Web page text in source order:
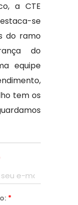
a CTE
se
do ramo
do
equipe
tem os
*